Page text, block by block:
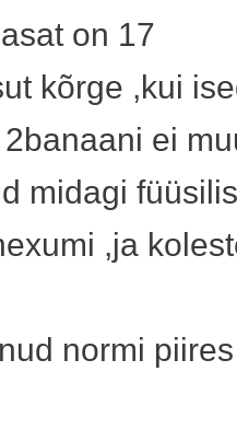
on 17
kõrge ,kui
ei
midagi
,ja
normi piires